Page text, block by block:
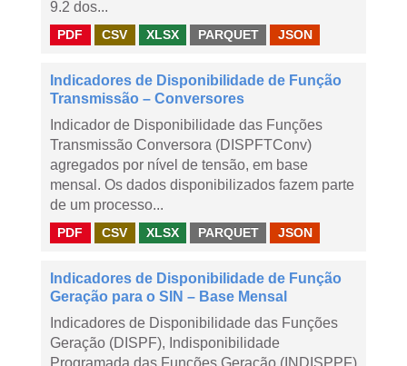
9.2 dos...
PDF CSV XLSX PARQUET JSON
Indicadores de Disponibilidade de Função
Transmissão – Conversores
Indicador de Disponibilidade das Funções
Transmissão Conversora (DISPFTConv)
agregados por nível de tensão, em base
mensal. Os dados disponibilizados fazem parte
de um processo...
PDF CSV XLSX PARQUET JSON
Indicadores de Disponibilidade de Função
Geração para o SIN – Base Mensal
Indicadores de Disponibilidade das Funções
Geração (DISPF), Indisponibilidade
Programada das Funções Geração (INDISPPF)